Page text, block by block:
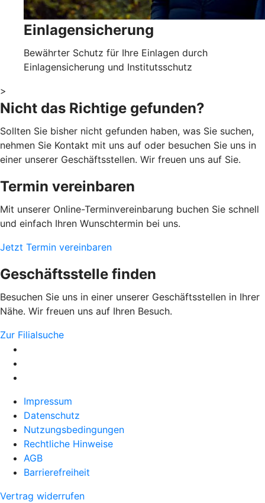
Einlagensicherung
Bewährter Schutz für Ihre Einlagen durch
Einlagensicherung und Institutsschutz
>
Nicht das Richtige gefunden?
Sollten Sie bisher nicht gefunden haben, was Sie suchen,
nehmen Sie Kontakt mit uns auf oder besuchen Sie uns in
einer unserer Geschäftsstellen. Wir freuen uns auf Sie.
Termin vereinbaren
Mit unserer Online-Terminvereinbarung buchen Sie schnell
und einfach Ihren Wunschtermin bei uns.
Jetzt Termin vereinbaren
Geschäftsstelle finden
Besuchen Sie uns in einer unserer Geschäftsstellen in Ihrer
Nähe. Wir freuen uns auf Ihren Besuch.
Zur Filialsuche
Impressum
Datenschutz
Nutzungsbedingungen
Rechtliche Hinweise
AGB
Barrierefreiheit
Vertrag widerrufen